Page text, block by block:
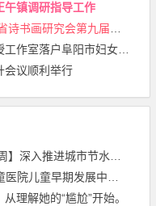
午镇调研指导工作
九届会员代表大会在合肥召开
落户阜阳市妇女儿童医院
会议顺利举行
市节水，助力城市内涵式发展
发展中心母亲节活动温暖回顾
理解她的“尴尬”开始。